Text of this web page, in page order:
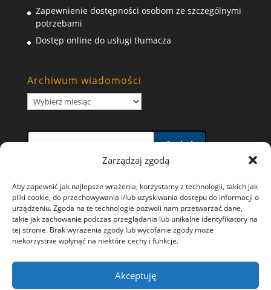
Zarządzaj zgodą
Aby zapewnić jak najlepsze wrażenia, korzystamy z technologii, takich jak
pliki cookie, do przechowywania i/lub uzyskiwania dostępu do informacji o
urządzeniu. Zgoda na te technologie pozwoli nam przetwarzać dane,
takie jak zachowanie podczas przeglądania lub unikalne identyfikatory na
tej stronie. Brak wyrażenia zgody lub wycofanie zgody może
niekorzystnie wpłynąć na niektóre cechy i funkcje.
Akceptuję
Zapewnienie dostępności osobom ze szczególnymi
potrzebami
Dostęp online do usługi tłumacza
Archiwum wiadomości
Archiwum
Szukaj
Polityka prywatności i wykorzystywania plików
Cookies
Ochrona danych osobowych
Polityka plików cookies (EU)